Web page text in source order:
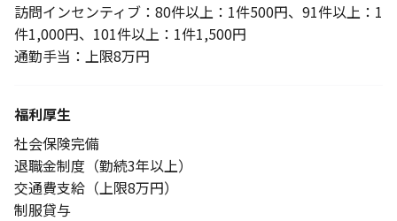
訪問インセンティブ：80件以上：1件500円、91件以上：1
件1,000円、101件以上：1件1,500円
通勤手当：上限8万円
福利厚生
社会保険完備
退職金制度（勤続3年以上）
交通費支給（上限8万円）
制服貸与